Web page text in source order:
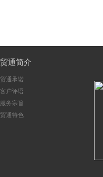
贸通简介
贸通承诺
客户评语
服务宗旨
贸通特色